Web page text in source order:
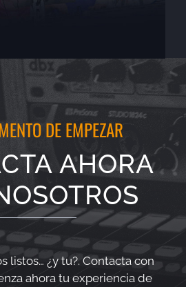
DE EMPEZAR
AHORA
listos… ¿y tu?. Contacta con
ahora tu experiencia de